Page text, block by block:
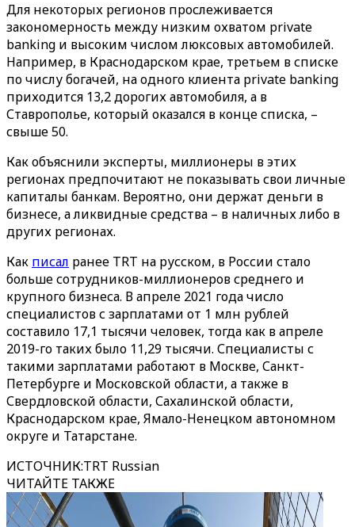
Для некоторых регионов прослеживается
закономерность между низким охватом private
banking и высоким числом люксовых автомобилей.
Например, в Краснодарском крае, третьем в списке
по числу богачей, на одного клиента private banking
приходится 13,2 дорогих автомобиля, а в
Ставрополье, который оказался в конце списка, –
свыше 50.
Как объяснили эксперты, миллионеры в этих
регионах предпочитают не показывать свои личные
капиталы банкам. Вероятно, они держат деньги в
бизнесе, а ликвидные средства – в наличных либо в
других регионах.
Как писал ранее TRT на русском, в России стало
больше сотрудников-миллионеров среднего и
крупного бизнеса. В апреле 2021 года число
специалистов с зарплатами от 1 млн рублей
составило 17,1 тысячи человек, тогда как в апреле
2019-го таких было 11,29 тысячи. Специалисты с
такими зарплатами работают в Москве, Санкт-
Петербурге и Московской области, а также в
Свердловской области, Сахалинской области,
Краснодарском крае, Ямало-Ненецком автономном
округе и Татарстане.
ИСТОЧНИК:TRT Russian
ЧИТАЙТЕ ТАКЖЕ